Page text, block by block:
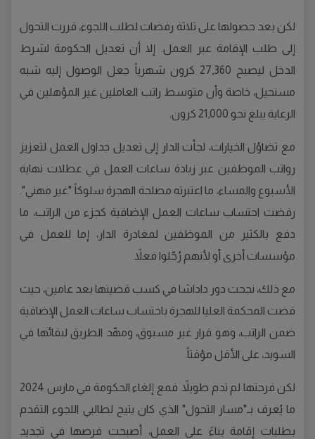
لكن بعد حصولها على ثلاثة رفضات لطلب اللجوء، قررت التحول
إلى طلب الإقامة عبر العمل. إلا أن تعديل الحكومة لشرط
الدخل ليصبح 27,360 كرون شهرياً جعل الوصول إليه شبه
مستحيل، خاصة وأن متوسط راتب العاملين غير المؤهلين في
الرعاية يبلغ نحو 21,000 كرون.
مع تضاؤل الخيارات، لجأت الدار إلى تعديل جداول العمل لتعزيز
رواتب الموظفين عبر زيادة ساعات العمل في عطلات نهاية
الأسبوع والمساء، ما اعتبرته مصلحة الهجرة سلوكاً "غير مهني".
رفضت احتساب ساعات العمل الإضافية كجزء من الراتب، ما
دفع بالكثير من الموظفين لمغادرة الدار، إما للعمل في
مؤسسات أخرى أو لأنهم رُحّلوا فعلاً.
مع ذلك، نجحت دور داداشا في كسب قضيتها بعد عامين، حيث
قضت المحكمة العليا للهجرة باحتساب ساعات العمل الإضافية
ضمن الراتب، وهو قرار غير مسبوق، ومهّد الطريق لبقائها في
السويد، على الأقل مؤقتاً.
لكن فرحتها لم تدم طويلاً. فمع إلغاء الحكومة في مارس 2024
ما يُعرف بـ"مسار التحول" الذي كان يتيح لطالبي اللجوء التقدم
بطلبات إقامة بناءً على العمل، أصبحت فرصها في تجديد